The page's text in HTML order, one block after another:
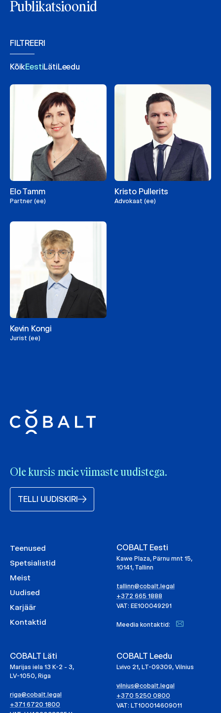
Publikatsioonid
FILTREERI
KõikEestiLätiLeedu
Elo Tamm
Partner (ee)
Kristo Pullerits
Advokaat (ee)
Kevin Kongi
Jurist (ee)
Ole kursis meie viimaste uudistega.
TELLI UUDISKIRI
Teenused
Spetsialistid
Meist
Uudised
Karjäär
Kontaktid
COBALT Eesti
Kawe Plaza, Pärnu mnt 15,
10141, Tallinn
tallinn@cobalt.legal
+372 665 1888
VAT: EE100049291
Meedia kontaktid:
COBALT Läti
Marijas iela 13 K-2 - 3,
LV-1050, Riga
riga@cobalt.legal
+371 6720 1800
COBALT Leedu
Lvivo 21, LT-09309, Vilnius
vilnius@cobalt.legal
+370 5250 0800
VAT: LT100014609011